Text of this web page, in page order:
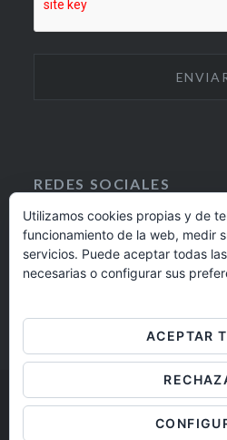
REDES SOCIALES
I
N
S
A
R
M
F
A
C
B
O
924 17 16 20
Barrio Alto
Aviso legal /
Utilizamos cookies propias y de
funcionamiento de la web, medir
servicios. Puede aceptar todas
necesarias o configurar sus
ACEPTAR